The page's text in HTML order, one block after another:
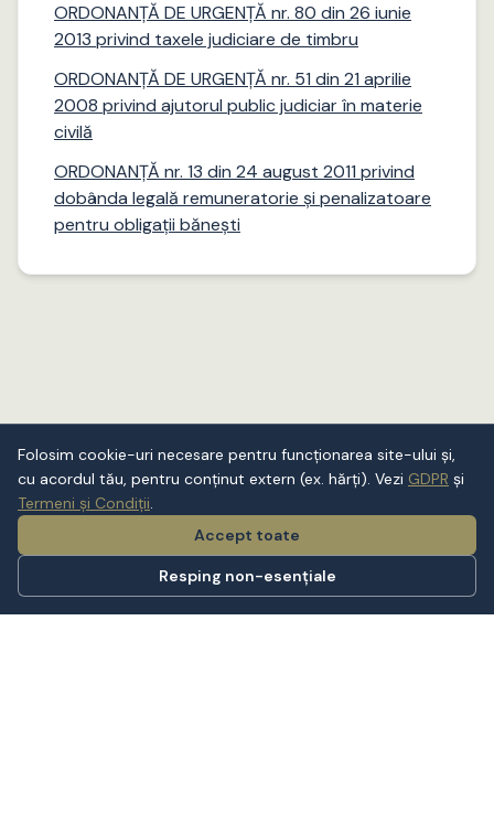
ORDONANȚĂ DE URGENȚĂ nr. 80 din 26 iunie
2013 privind taxele judiciare de timbru
ORDONANȚĂ DE URGENȚĂ nr. 51 din 21 aprilie
2008 privind ajutorul public judiciar în materie
civilă
ORDONANȚĂ nr. 13 din 24 august 2011 privind
dobânda legală remuneratorie și penalizatoare
pentru obligații bănești
Folosim cookie-uri necesare pentru funcționarea site-ului și,
cu acordul tău, pentru conținut extern (ex. hărți). Vezi GDPR și
Termeni și Condiții.
Accept toate
Resping non-esențiale